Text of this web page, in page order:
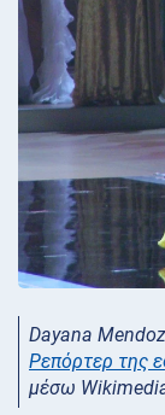
Dayana
Ρεπόρτερ της
μέσω